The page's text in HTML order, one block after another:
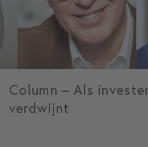
Column – Als
verdwijnt